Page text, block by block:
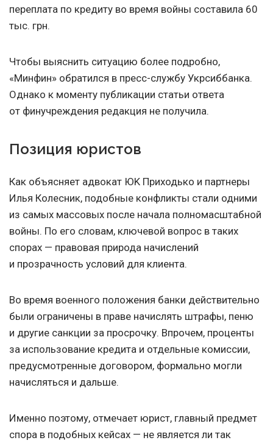
переплата по кредиту во время войны составила 60
тыс. грн.
Чтобы выяснить ситуацию более подробно,
«Минфин» обратился в пресс-службу Укрсиббанка.
Однако к моменту публикации статьи ответа
от финучреждения редакция не получила.
Позиция юристов
Как объясняет адвокат ЮK Приходько и партнеры
Илья Колесник, подобные конфликты стали одними
из самых массовых после начала полномасштабной
войны. По его словам, ключевой вопрос в таких
спорах — правовая природа начислений
и прозрачность условий для клиента.
Во время военного положения банки действительно
были ограничены в праве начислять штрафы, пеню
и другие санкции за просрочку. Впрочем, проценты
за использование кредита и отдельные комиссии,
предусмотренные договором, формально могли
начисляться и дальше.
Именно поэтому, отмечает юрист, главный предмет
спора в подобных кейсах — не является ли так